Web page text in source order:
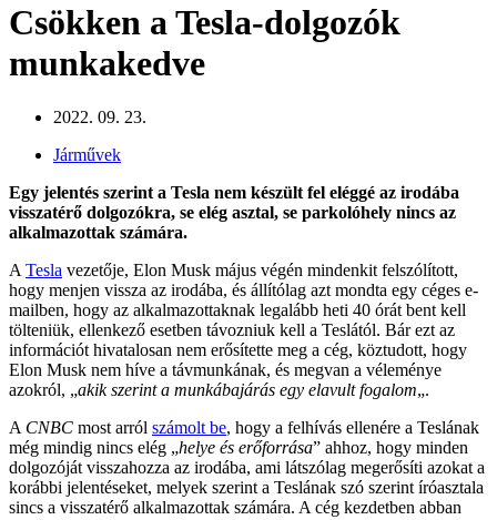
Csökken a Tesla-dolgozók
munkakedve
2022. 09. 23.
Járművek
Egy jelentés szerint a Tesla nem készült fel eléggé az irodába
visszatérő dolgozókra, se elég asztal, se parkolóhely nincs az
alkalmazottak számára.
ATesla vezetője, Elon Musk május végén mindenkit felszólított,
hogy menjen vissza az irodába, és állítólag azt mondta egy céges e-
mailben, hogy az alkalmazottaknak legalább heti 40 órát bent kell
tölteniük, ellenkező esetben távozniuk kell a Teslától. Bár ezt az
információt hivatalosan nem erősítette meg a cég, köztudott, hogy
Elon Musk nem híve a távmunkának, és megvan a véleménye
azokról, „akik szerint a munkábajárás egy elavult fogalom„.
A CNBC most arról számolt be, hogy a felhívás ellenére a Teslának
még mindig nincs elég „helye és erőforrása” ahhoz, hogy minden
dolgozóját visszahozza az irodába, ami látszólag megerősíti azokat a
korábbi jelentéseket, melyek szerint a Teslának szó szerint íróasztala
sincs a visszatérő alkalmazottak számára. A cég kezdetben abban